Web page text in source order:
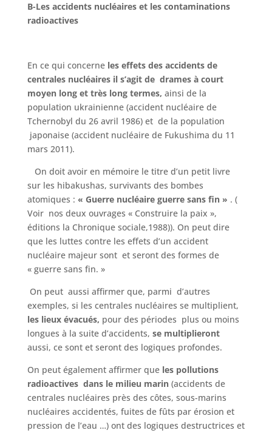
B-Les accidents nucléaires et les contaminations
radioactives
En ce qui concerneles effets des accidents de
centrales nucléaires il s’agit de drames à court
moyen long et très long termes, ainsi de la
population ukrainienne (accident nucléaire de
Tchernobyl du 26 avril 1986) et de la population
japonaise (accident nucléaire de Fukushima du 11
mars 2011).
On doit avoir en mémoire le titre d’un petit livre
sur les hibakushas, survivants des bombes
atomiques : « Guerre nucléaire guerre sans fin » . (
Voir nos deux ouvrages « Construire la paix »,
éditions la Chronique sociale,1988)). On peut dire
que les luttes contre les effets d’un accident
nucléaire majeur sont et seront des formes de
« guerre sans fin. »
On peut aussi affirmer que, parmi d’autres
exemples, si les centrales nucléaires se multiplient,
les lieux évacués, pour des périodes plus ou moins
longues à la suite d’accidents, se multiplieront
aussi, ce sont et seront des logiques profondes.
On peut également affirmer que les pollutions
radioactives dans le milieu marin(accidents de
centrales nucléaires près des côtes, sous-marins
nucléaires accidentés, fuites de fûts par érosion et
pression de l’eau …) ont des logiques destructrices et